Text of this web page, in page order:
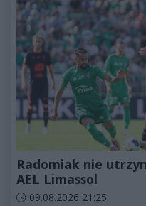
Radomiak nie
AEL Limassol
Data dodania artykułu:
09.08.2026 21:25